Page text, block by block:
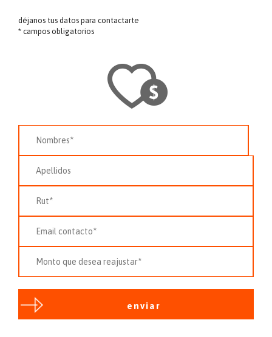
déjanos tus datos para contactarte
* campos obligatorios